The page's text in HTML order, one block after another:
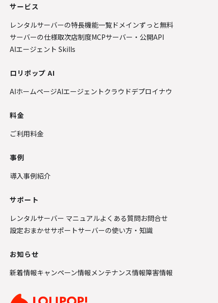
サービス
レンタルサーバーの特長機能一覧 ドメインずっと無料
サーバーの仕様取次店制度MCPサーバー・公開API
AIエージェント Skills
ロリポップ AI
AIホームページAIエージェントクラウドデプロイナウ
料金
ご利用料金
事例
導入事例紹介
サポート
レンタルサーバー マニュアルよくある質問お問合せ
設定おまかせサポートサーバーの使い方・知識
お知らせ
新着情報キャンペーン情報メンテナンス情報障害情報